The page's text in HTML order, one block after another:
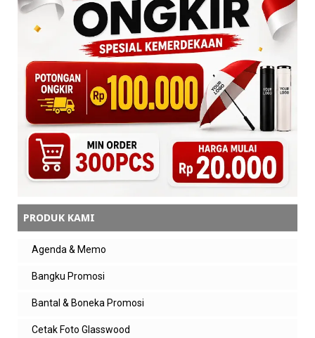
PRODUK KAMI
Agenda & Memo
Bangku Promosi
Bantal & Boneka Promosi
Cetak Foto Glasswood